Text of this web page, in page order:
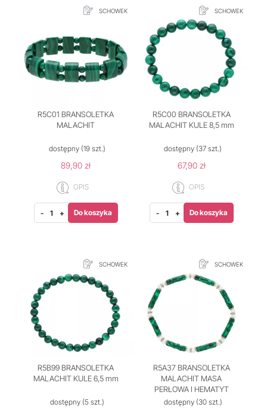
SCHOWEK
R5C01 BRANSOLETKA
MALACHIT
dostępny (19 szt.)
89,90 zł
OPIS
- + Do koszyka
SCHOWEK
R5C00 BRANSOLETKA
MALACHIT KULE 8,5 mm
dostępny (37 szt.)
67,90 zł
OPIS
- + Do koszyka
SCHOWEK
R5B99 BRANSOLETKA
MALACHIT KULE 6,5 mm
dostępny (5 szt.)
SCHOWEK
R5A37 BRANSOLETKA
MALACHIT MASA
PERŁOWA I HEMATYT
dostępny(30 szt.)